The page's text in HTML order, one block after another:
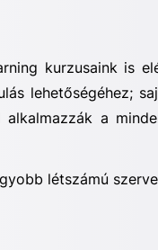
kurzusaink is
lehetőségéhez;
a
létszámú